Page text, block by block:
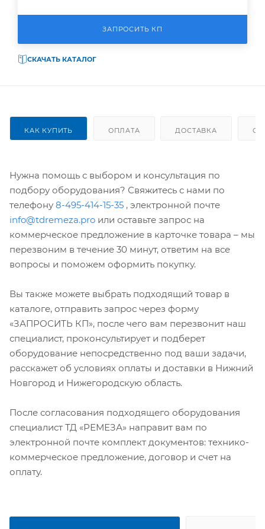
ЗАПРОСИТЬ КП
СКАЧАТЬ КАТАЛОГ
КАК КУПИТЬ ОПЛАТА ДОСТАВКА
Нужна помощь с выбором и консультация по
подбору оборудования? Свяжитесь с нами по
телефону 8-495-414-15-35 , электронной почте
info@tdremeza.pro или оставьте запрос на
коммерческое предложение в карточке товара – мы
перезвоним в течение 30 минут, ответим на все
вопросы и поможем оформить покупку.
Вы также можете выбрать подходящий товар в
каталоге, отправить запрос через форму
«ЗАПРОСИТЬ КП», после чего вам перезвонит наш
специалист, проконсультирует и подберет
оборудование непосредственно под ваши задачи,
расскажет об условиях оплаты и доставки в Нижний
Новгород и Нижегородскую область.
После согласования подходящего оборудования
специалист ТД «РЕМЕЗА» направит вам по
электронной почте комплект документов: технико-
коммерческое предложение, договор и счет на
оплату.